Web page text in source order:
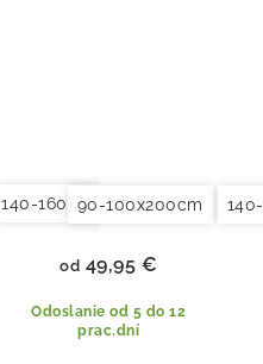
140-160x200cm90-100x200cm
Odoslanie od 5 do 12
prac.dní
od 49,95 €